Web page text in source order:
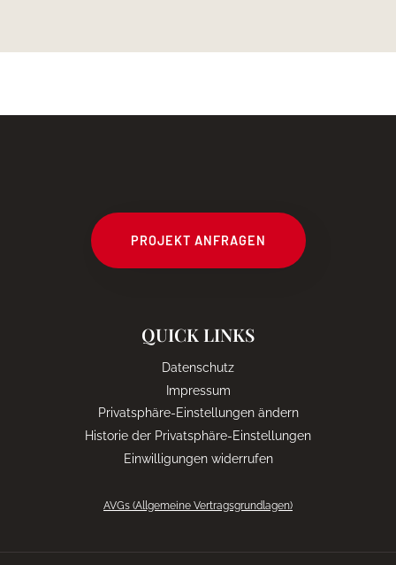
PROJEKT ANFRAGEN
QUICK LINKS
Datenschutz
Impressum
Privatsphäre-Einstellungen ändern
Historie der Privatsphäre-Einstellungen
Einwilligungen widerrufen
AVGs (Allgemeine Vertragsgrundlagen)